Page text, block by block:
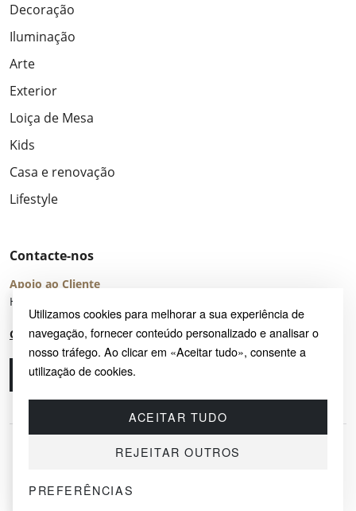
Utilizamos cookies para melhorar a sua experiência de
navegação, fornecer conteúdo personalizado e analisar o
nosso tráfego. Ao clicar em «Aceitar tudo», consente a
utilização de cookies.
ACEITAR TUDO
REJEITAR OUTROS
PREFERÊNCIAS
Decoração
Iluminação
Arte
Exterior
Loiça de Mesa
Kids
Casa e renovação
Lifestyle
Contacte-nos
Apoio ao Cliente
Horário de Atendimento: seg – sex 8:00 – 16:00 (UTC+2)
Centro de Ajuda
Ligue-nos
© 2026 SAYRUG OÜ · KESKLINNA LINNAOSA, AHTRI TN 12, 10151, TALLINN,